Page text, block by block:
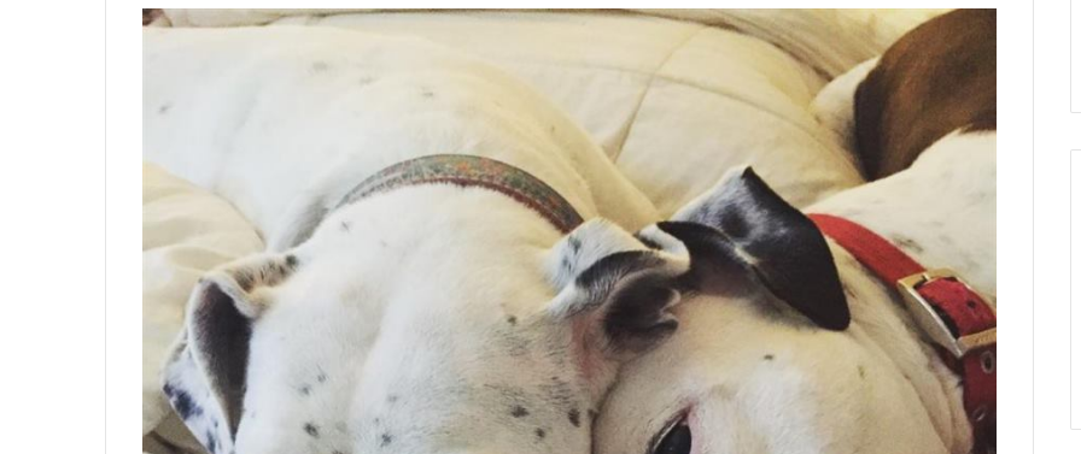
moterimi, o kai pagaliau
10 įrodymų, kad Žemės
arbatinukas. Jis skanesnis už
Napoleoną, Medutį ir Prahą